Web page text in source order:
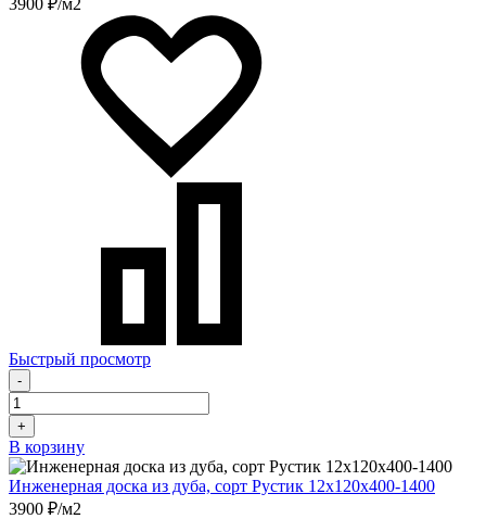
Быстрый просмотр
-
+
В корзину
Инженерная доска из дуба, сорт Рустик 12х120х400-1400
3900 ₽/м2